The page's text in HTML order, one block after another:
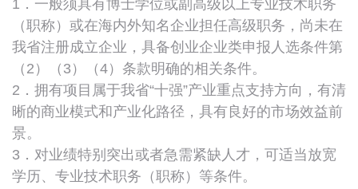
1．一般须具有博士学位或副高级以上专业技术职务
（职称）或在海内外知名企业担任高级职务，尚未在
我省注册成立企业，具备创业企业类申报人选条件第
（2）（3）（4）条款明确的相关条件。
2．拥有项目属于我省“十强”产业重点支持方向，有清
晰的商业模式和产业化路径，具有良好的市场效益前
景。
3．对业绩特别突出或者急需紧缺人才，可适当放宽
学历、专业技术职务（职称）等条件。